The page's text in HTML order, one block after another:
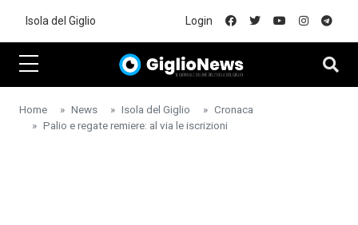
Isola del Giglio Login
Home News Isola del Giglio
Cronaca
Palio e regate remiere: al via le iscrizioni